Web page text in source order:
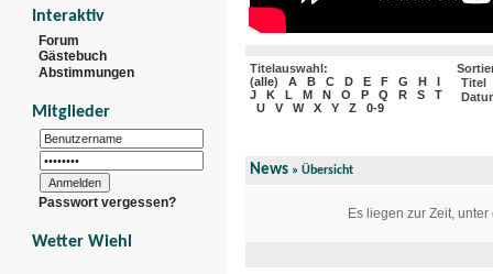
Interaktiv
Forum
Gästebuch
Abstimmungen
Mitglieder
Passwort vergessen?
Wetter Wiehl
Titelauswahl:
(alle) A B C D E F G H
I
J
K L M N O P Q R S
T
U
V W X Y Z 0-9
Titel
News » Übersicht
Es liegen zur Zeit,